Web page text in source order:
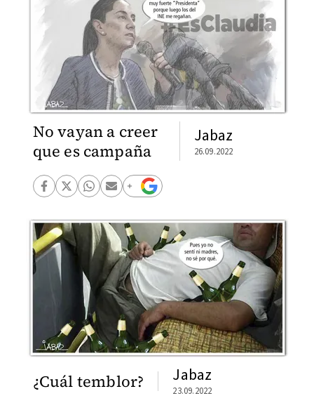
No vayan a creer
que es campaña
Jabaz
26.09.2022
¿Cuál temblor? Jabaz
23.09.2022